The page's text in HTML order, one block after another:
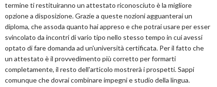
termine ti restituiranno un attestato riconosciuto è la migliore
opzione a disposizione. Grazie a queste nozioni agguanterai un
diploma, che assoda quanto hai appreso e che potrai usare per esser
svincolato da incontri di vario tipo nello stesso tempo in cui avessi
optato di fare domanda ad un'università certificata. Per il fatto che
un attestato è il provvedimento più corretto per formarti
completamente, il resto dell'articolo mostrerà i prospetti. Sappi
comunque che dovrai combinare impegni e studio della lingua.